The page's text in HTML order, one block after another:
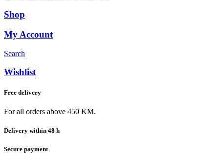
Shop
My Account
Search
Wishlist
Free delivery
For all orders above 450 KM.
Delivery within 48 h
Secure payment